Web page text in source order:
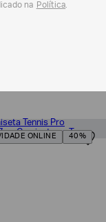
ONLINE 40%
na Política.